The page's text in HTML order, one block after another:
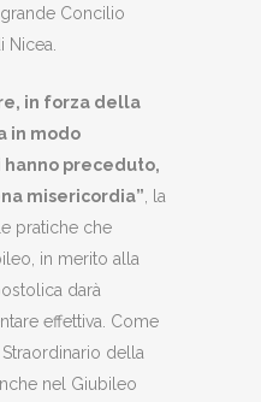
Concilio
in forza della
in modo
preceduto,
misericordia” , la
pratiche che
in merito alla
darà
effettiva. Come
della
nel Giubileo